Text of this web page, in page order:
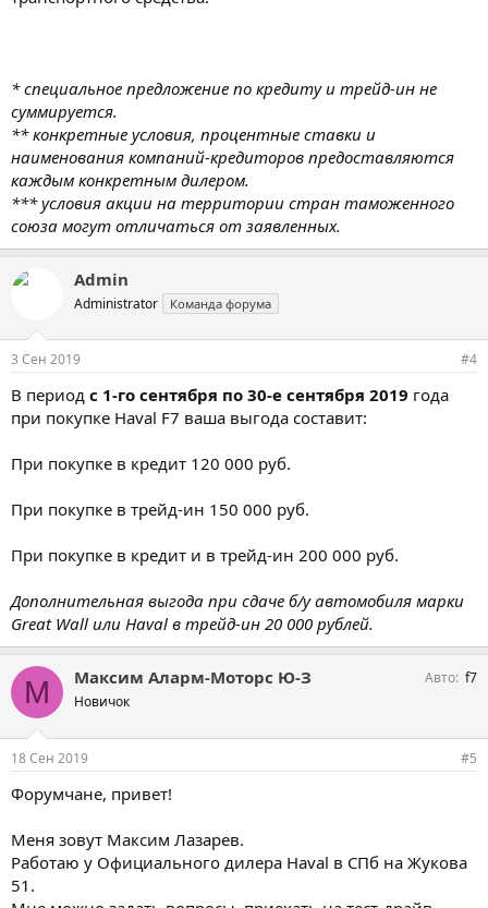
* специальное предложение по кредиту и трейд-ин не
суммируется.
** конкретные условия, процентные ставки и
наименования компаний-кредиторов предоставляются
каждым конкретным дилером.
*** условия акции на территории стран таможенного
союза могут отличаться от заявленных.
Admin
Administrator Команда форума
3 Сен 2019 #4
В период с 1-го сентября по 30-е сентября 2019 года
при покупке Haval F7 ваша выгода составит:
При покупке в кредит 120 000 руб.
При покупке в трейд-ин 150 000 руб.
При покупке в кредит и в трейд-ин 200 000 руб.
Дополнительная выгода при сдаче б/у автомобиля марки
Great Wall или Haval в трейд-ин 20 000 рублей.
М Максим Аларм-Моторс Ю-З
Новичок
Авто f7
18 Сен 2019 #5
Форумчане, привет!
Меня зовут Максим Лазарев.
Работаю у Официального дилера Haval в СПб на Жукова
51.